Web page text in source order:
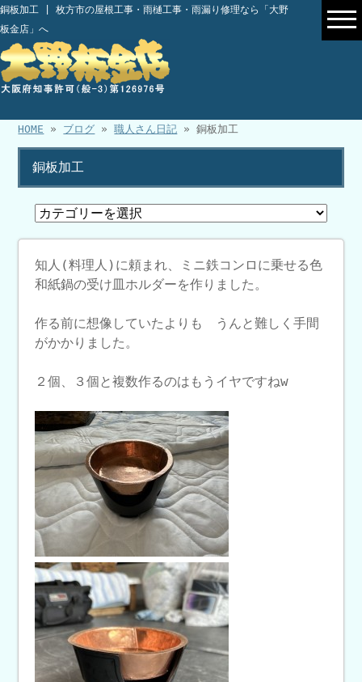
銅板加工 | 枚方市の屋根工事・雨樋工事・雨漏り修理なら「大野
板金店」へ
HOME » ブログ »職人さん日記 » 銅板加工
銅板加工
知人(料理人)に頼まれ、ミニ鉄コンロに乗せる色
和紙鍋の受け皿ホルダーを作りました。
作る前に想像していたよりも うんと難しく手間
がかかりました。
２個、３個と複数作るのはもうイヤですねw